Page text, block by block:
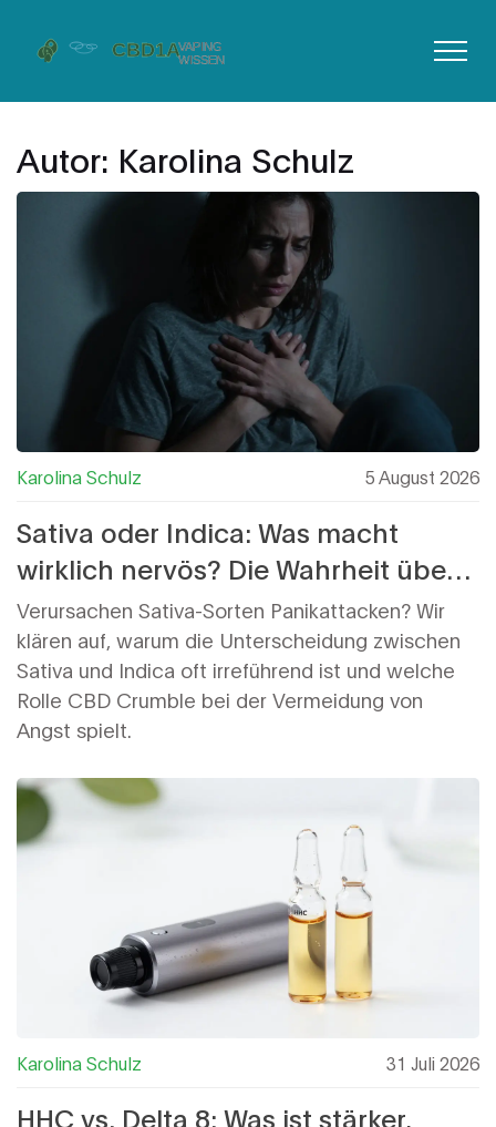
Autor: Karolina Schulz
Karolina Schulz 5 August 2026
Sativa oder Indica: Was macht
wirklich nervös? Die Wahrheit über
CBD-Crumble
Verursachen Sativa-Sorten Panikattacken? Wir
klären auf, warum die Unterscheidung zwischen
Sativa und Indica oft irreführend ist und welche
Rolle CBD Crumble bei der Vermeidung von
Angst spielt.
Karolina Schulz 31 Juli 2026
HHC vs. Delta 8: Was ist stärker,